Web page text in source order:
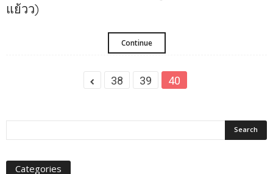
แย้วว)
Continue
38 39 40
Categories